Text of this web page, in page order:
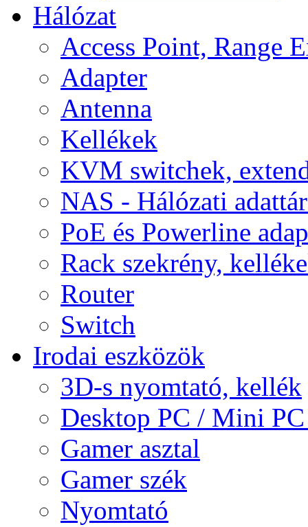
Hálózat
Access Point, Range
Adapter
Antenna
Kellékek
KVM switchek,
NAS - Hálózati
PoE és Powerline
Rack szekrény,
Router
Switch
Irodai eszközök
3D-s nyomtató, kellék
Desktop PC / Mini
Gamer asztal
Gamer szék
Nyomtató